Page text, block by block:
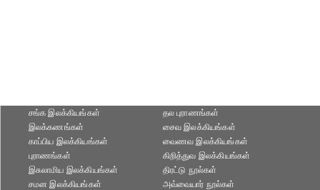
சங்க இலக்கியங்கள்
இலக்கணங்கள்
காப்பிய இலக்கியங்கள்
புராணங்கள்
தல புராணங்கள்
சைவ இலக்கியங்கள்
வைணவ இலக்கியங்கள்
கிறித்துவ இலக்கியங்கள்
இசுலாமிய இலக்கியங்கள்
சமன இலக்கியங்கள்
திரட்டு நூல்கள்
அவ்வையார் நூல்கள்